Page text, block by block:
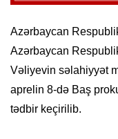
Azərbaycan
Azərbaycan
Vəliyevin səlahiyyət
aprelin 8-də Baş
tədbir keçirilib.